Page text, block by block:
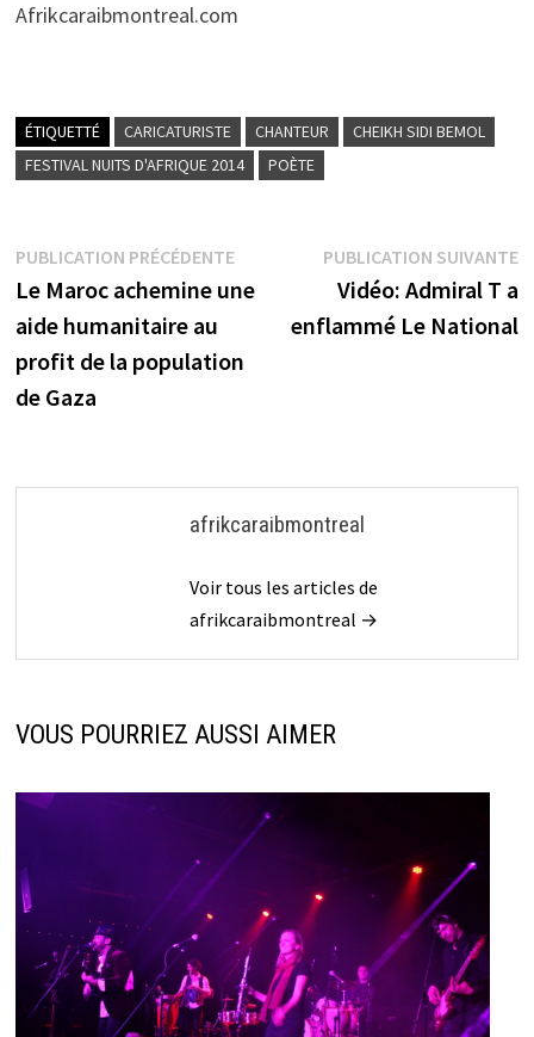
Afrikcaraibmontreal.com
ÉTIQUETTÉ CARICATURISTE CHANTEUR
CHEIKH SIDI BEMOL
FESTIVAL NUITS D'AFRIQUE 2014
POÈTE
Navigation
de
l’article
PUBLICATION PRÉCÉDENTEPublication
précédente :
Le Maroc achemine une
aide humanitaire au
profit de la population
de Gaza
PUBLICATION SUIVANTE
Vidéo: Admiral T a
enflammé Le National
afrikcaraibmontreal
Voir tous les articles de
afrikcaraibmontreal →
VOUS POURRIEZ AUSSI AIMER